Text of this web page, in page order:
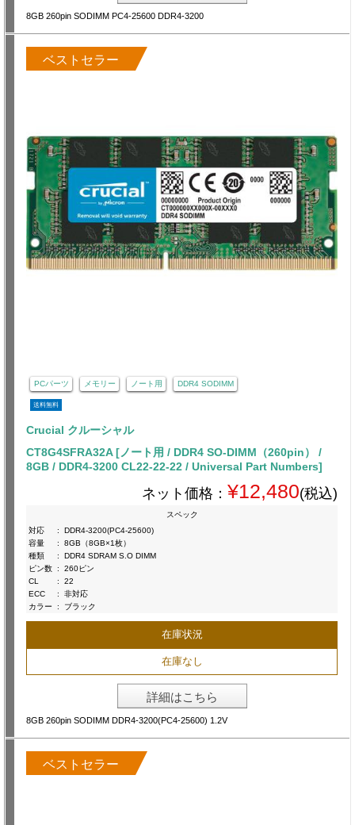
8GB 260pin SODIMM PC4-25600 DDR4-3200
ベストセラー
PCパーツ メモリー ノート用 DDR4 SODIMM
送料無料
Crucial クルーシャル
CT8G4SFRA32A [ノート用 / DDR4 SO-DIMM（260pin） /
8GB / DDR4-3200 CL22-22-22 / Universal Part Numbers]
ネット価格： ¥12,480(税込)
スペック
対応
:
DDR4-3200(PC4-25600)
容量
:
8GB（8GB×1枚）
種類
:
DDR4 SDRAM S.O DIMM
ピン数 :
260ピン
CL
:
22
ECC
:
非対応
カラー
: ブラック
在庫状況
在庫なし
詳細はこちら
8GB 260pin SODIMM DDR4-3200(PC4-25600) 1.2V
ベストセラー